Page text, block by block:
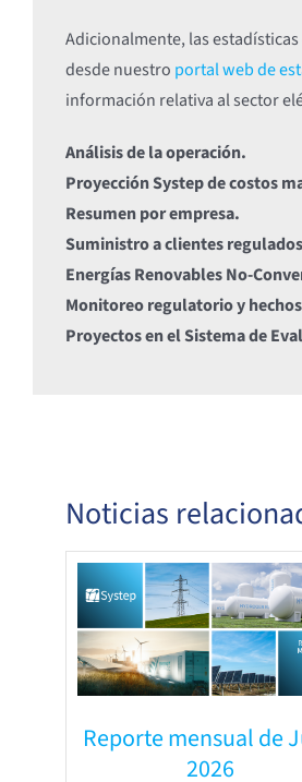
Adicionalmente, las
desde nuestro portal web de
información relativa al sector
Análisis de la operación.
Proyección Systep de costos
Resumen por empresa.
Suministro a clientes
Energías Renovables No-
Monitoreo regulatorio y
Proyectos en el Sistema de
Noticias
Reporte mensual de
2026